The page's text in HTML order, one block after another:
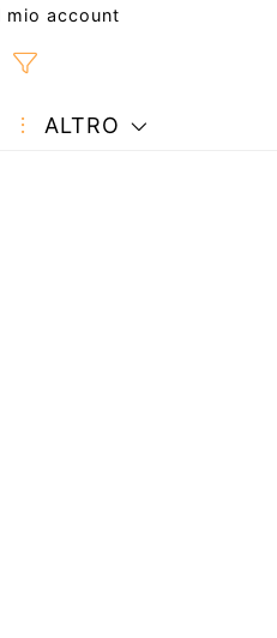
mio account
ALTRO
Ricetta
questa